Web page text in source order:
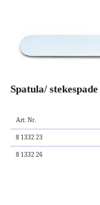
Spatula/
Art. Nr.
8 1332 23
8 1332 26